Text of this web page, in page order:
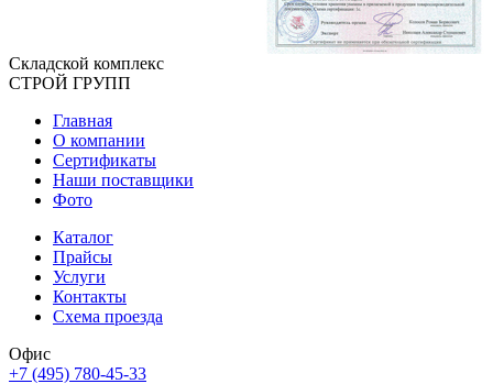
Складской комплекс
СТРОЙ ГРУПП
Главная
О компании
Сертификаты
Наши поставщики
Фото
Каталог
Прайсы
Услуги
Контакты
Схема проезда
Офис
+7 (495) 780-45-33